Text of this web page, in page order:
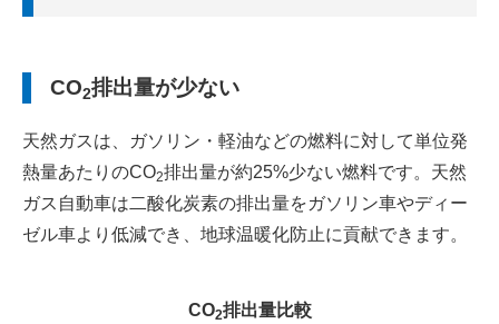
CO2排出量が少ない
天然ガスは、ガソリン・軽油などの燃料に対して単位発
熱量あたりのCO2排出量が約25%少ない燃料です。天然
ガス自動車は二酸化炭素の排出量をガソリン車やディー
ゼル車より低減でき、地球温暖化防止に貢献できます。
CO2排出量比較